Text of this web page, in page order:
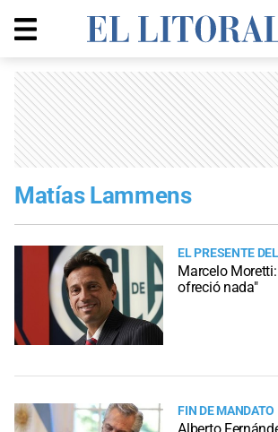
Matías Lammens
EL PRESENTE
Marcelo
ofreció nada"
FIN DE MANDATO